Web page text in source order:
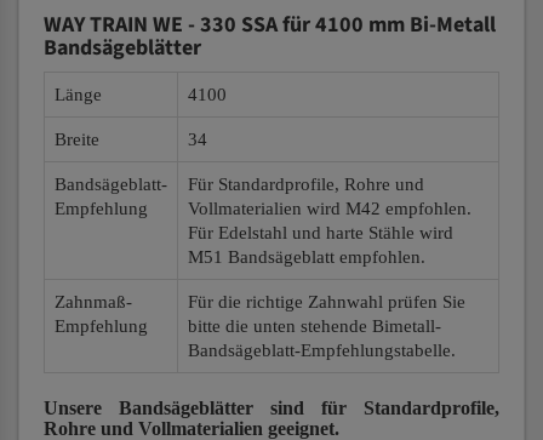
WAY TRAIN WE - 330 SSA für 4100 mm Bi-Metall
Bandsägeblätter
Länge 4100
Breite 34
Bandsägeblatt-
Empfehlung
Für Standardprofile, Rohre und
Vollmaterialien wird M42 empfohlen.
Für Edelstahl und harte Stähle wird
M51 Bandsägeblatt empfohlen.
Zahnmaß-
Empfehlung
Für die richtige Zahnwahl prüfen Sie
bitte die unten stehende Bimetall-
Bandsägeblatt-Empfehlungstabelle.
Unsere Bandsägeblätter sind für Standardprofile,
Rohre und Vollmaterialien geeignet.